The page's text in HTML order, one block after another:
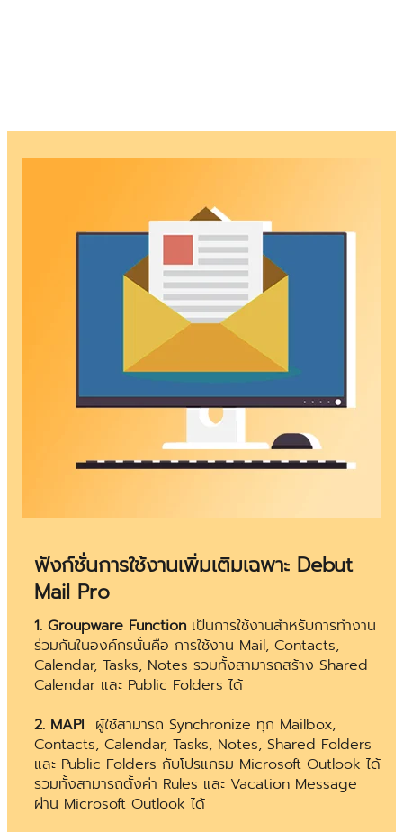
ฟังก์ชั่นการใช้งานเพิ่มเติมเฉพาะ Debut
Mail Pro
1. Groupware Function เป็นการใช้งานสำหรับการทำงาน
ร่วมกันในองค์กรนั่นคือ การใช้งาน Mail, Contacts,
Calendar, Tasks, Notes รวมทั้งสามารถสร้าง Shared
Calendar และ Public Folders ได้
2. MAPI ผู้ใช้สามารถ Synchronize ทุก Mailbox,
Contacts, Calendar, Tasks, Notes, Shared Folders
และ Public Folders กับโปรแกรม Microsoft Outlook ได้
รวมทั้งสามารถตั้งค่า Rules และ Vacation Message
ผ่าน Microsoft Outlook ได้